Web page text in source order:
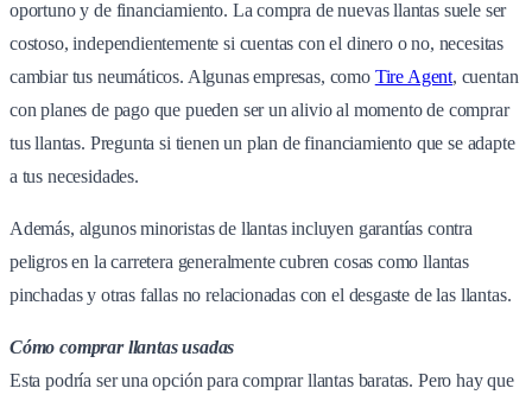
oportuno y de financiamiento. La compra de nuevas llantas suele ser
costoso, independientemente si cuentas con el dinero o no, necesitas
cambiar tus neumáticos. Algunas empresas, como Tire Agent, cuentan
con planes de pago que pueden ser un alivio al momento de comprar
tus llantas. Pregunta si tienen un plan de financiamiento que se adapte
a tus necesidades.
Además, algunos minoristas de llantas incluyen garantías contra
peligros en la carretera generalmente cubren cosas como llantas
pinchadas y otras fallas no relacionadas con el desgaste de las llantas.
Cómo comprar llantas usadas
Esta podría ser una opción para comprar llantas baratas. Pero hay que